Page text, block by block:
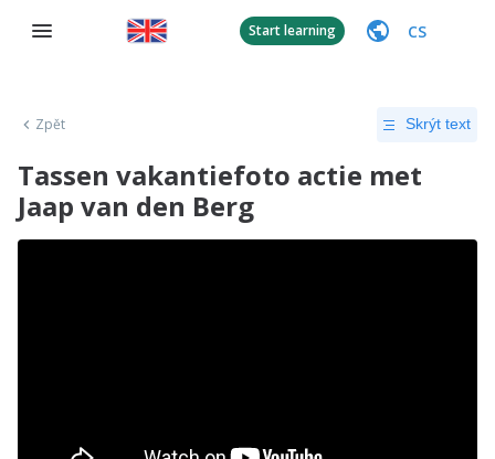
Start learning CS
Zpět Skrýt text
Tassen vakantiefoto actie met
Jaap van den Berg